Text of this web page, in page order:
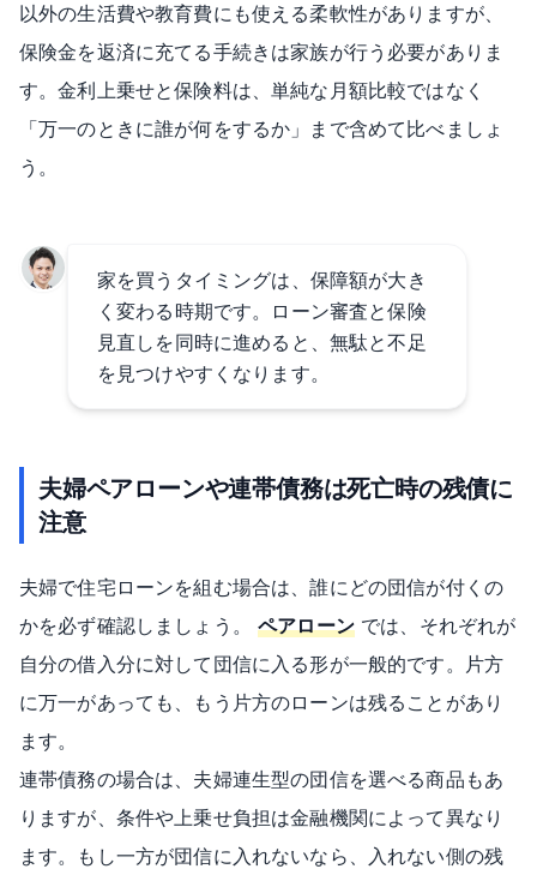
以外の生活費や教育費にも使える柔軟性がありますが、
保険金を返済に充てる手続きは家族が行う必要がありま
す。金利上乗せと保険料は、単純な月額比較ではなく
「万一のときに誰が何をするか」まで含めて比べましょ
う。
家を買うタイミングは、保障額が大き
く変わる時期です。ローン審査と保険
見直しを同時に進めると、無駄と不足
を見つけやすくなります。
夫婦ペアローンや連帯債務は死亡時の残債に
注意
夫婦で住宅ローンを組む場合は、誰にどの団信が付くの
かを必ず確認しましょう。ペアローンでは、それぞれが
自分の借入分に対して団信に入る形が一般的です。片方
に万一があっても、もう片方のローンは残ることがあり
ます。
連帯債務の場合は、夫婦連生型の団信を選べる商品もあ
りますが、条件や上乗せ負担は金融機関によって異なり
ます。もし一方が団信に入れないなら、入れない側の残